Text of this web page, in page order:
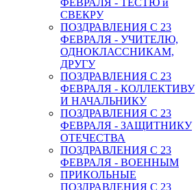
СВЕКРУ
ПОЗДРАВЛЕНИЯ С 23
ФЕВРАЛЯ - УЧИТЕЛЮ,
ОДНОКЛАССНИКАМ,
ДРУГУ
ПОЗДРАВЛЕНИЯ С 23
ФЕВРАЛЯ - КОЛЛЕКТИВУ
И НАЧАЛЬНИКУ
ПОЗДРАВЛЕНИЯ С 23
ФЕВРАЛЯ - ЗАЩИТНИКУ
ОТЕЧЕСТВА
ПОЗДРАВЛЕНИЯ С 23
ФЕВРАЛЯ - ВОЕННЫМ
ПРИКОЛЬНЫЕ
ПОЗДРАВЛЕНИЯ С 23